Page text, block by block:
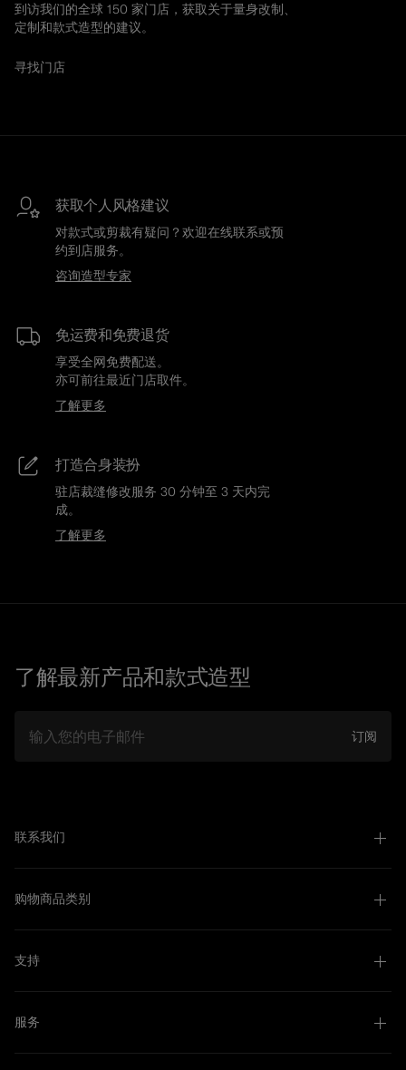
到访我们的全球 150 家门店，获取关于量身改制、
定制和款式造型的建议。
寻找门店
获取个人风格建议
对款式或剪裁有疑问？欢迎在线联系或预
约到店服务。
咨询造型专家
免运费和免费退货
享受全网免费配送。
亦可前往最近门店取件。
了解更多
打造合身装扮
驻店裁缝修改服务 30 分钟至 3 天内完
成。
了解更多
了解最新产品和款式造型
订阅
联系我们
购物商品类别
支持
服务